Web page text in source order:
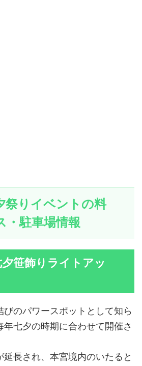
祭りイベントの料
・駐車場情報
夕笹飾りライトアッ
のパワースポットとして知ら
七夕の時期に合わせて開催さ
長され、本宮境内のいたると